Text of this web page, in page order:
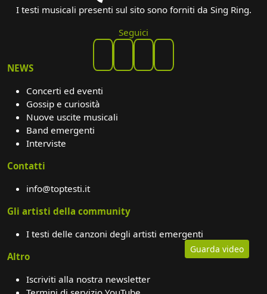
Guarda video
I testi musicali presenti sul sito sono forniti da Sing Ring.
Seguici
NEWS
Concerti ed eventi
Gossip e curiosità
Nuove uscite musicali
Band emergenti
Interviste
Contatti
info@toptesti.it
Gli artisti della community
I testi delle canzoni degli artisti emergenti
Altro
Iscriviti alla nostra newsletter